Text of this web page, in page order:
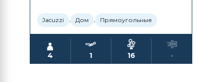
Jacuzzi , Дом , Прямоугольные
4 1 16 -